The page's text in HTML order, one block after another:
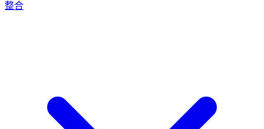
整合